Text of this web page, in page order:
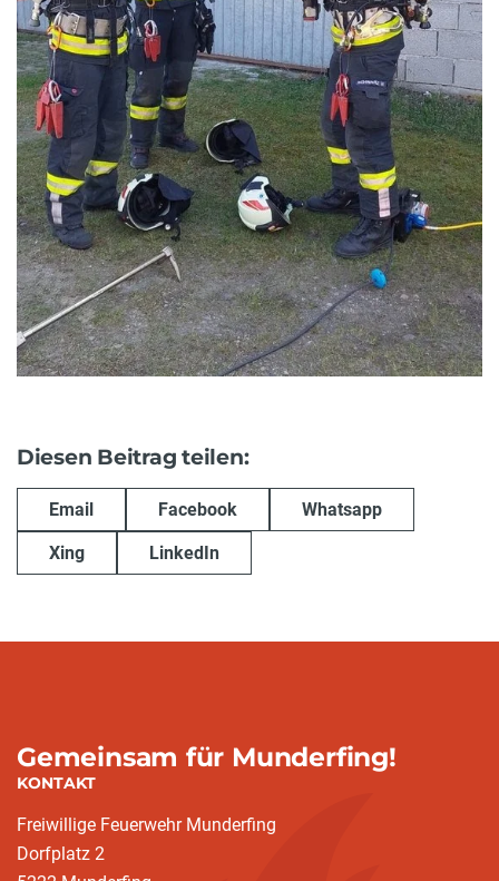
Diesen Beitrag teilen:
Email Facebook Whatsapp
Xing LinkedIn
Gemeinsam für Munderfing!
KONTAKT
Freiwillige Feuerwehr Munderfing
Dorfplatz 2